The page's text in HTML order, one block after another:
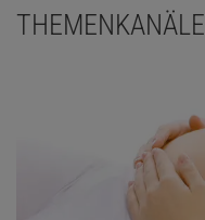
THEMENKANÄLE